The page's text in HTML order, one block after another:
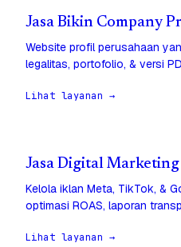
Jasa Bikin Company
Website profil perusahaan
legalitas, portofolio, & versi
Lihat layanan →
Jasa Digital
Kelola iklan Meta, TikTok, &
optimasi ROAS, laporan
Lihat layanan →